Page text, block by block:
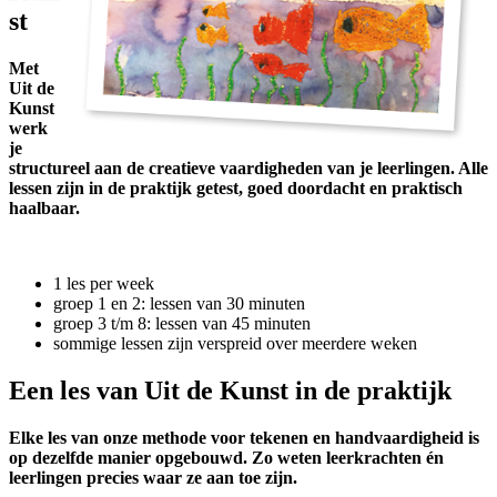
st
Met
Uit de
Kunst
werk
je
structureel aan de creatieve vaardigheden van je leerlingen. Alle
lessen zijn in de praktijk getest, goed doordacht en praktisch
haalbaar.
1 les per week
groep 1 en 2: lessen van 30 minuten
groep 3 t/m 8: lessen van 45 minuten
sommige lessen zijn verspreid over meerdere weken
Een les van Uit de Kunst in de praktijk
Elke les van onze methode voor tekenen en handvaardigheid is
op dezelfde manier opgebouwd. Zo weten leerkrachten én
leerlingen precies waar ze aan toe zijn.